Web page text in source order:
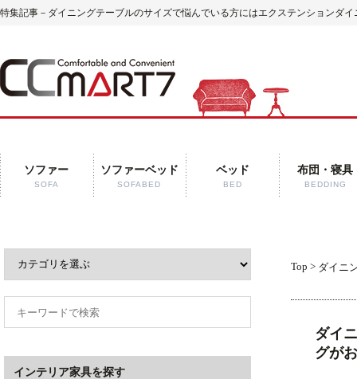
特集記事－ダイニングテーブルのサイズで悩んでいる方にはエクステンションダ
ソファー
SOFA
ソファーベッド
SOFABED
ベッド
BED
布団・寝具
BEDDING
Top > ダイニ
ダイ
グが
インテリア家具を探す